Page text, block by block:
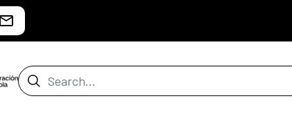
Search Bar